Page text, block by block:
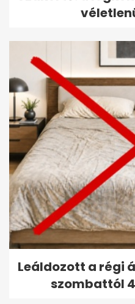
Leáldozott a régi
szombattól